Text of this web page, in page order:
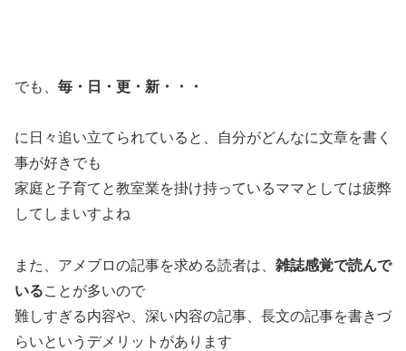
でも、 毎・日・更・新・・・
に日々追い立てられていると、自分がどんなに文章を書く
事が好きでも
家庭と子育てと教室業を掛け持っているママとしては疲弊
してしまいすよね
また、アメブロの記事を求める読者は、 雑誌感覚で読んで
いることが多いので
難しすぎる内容や、深い内容の記事、長文の記事を書きづ
らいというデメリットがあります